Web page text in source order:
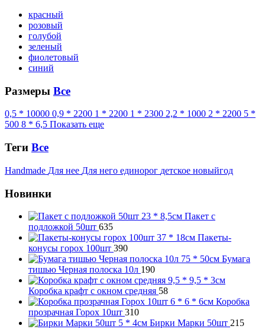
красный
розовый
голубой
зеленый
фиолетовый
синий
Размеры Все
0,5 * 10000 0,9 * 2200 1 * 2200 1 * 2300 2,2 * 1000 2 * 2200 5 *
500 8 * 6,5 Показать еще
Теги Все
Handmade Для нее Для него единорог детское новыйгод
Новинки
Пакет с
подложкой 50шт 635
Пакеты-
конусы горох 100шт 390
Бумага
тишью Черная полоска 10л 190
Коробка крафт с окном средняя 58
Коробка
прозрачная Горох 10шт 310
Бирки Марки 50шт 215